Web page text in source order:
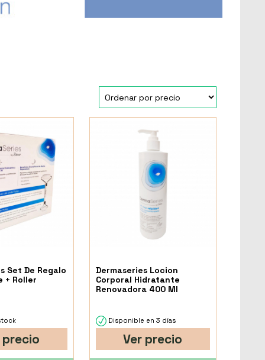
Set De Regalo
+ Roller
precio
Dermaseries Locion
Corporal Hidratante
Renovadora 400 Ml
Disponible en 3 días
Ver precio